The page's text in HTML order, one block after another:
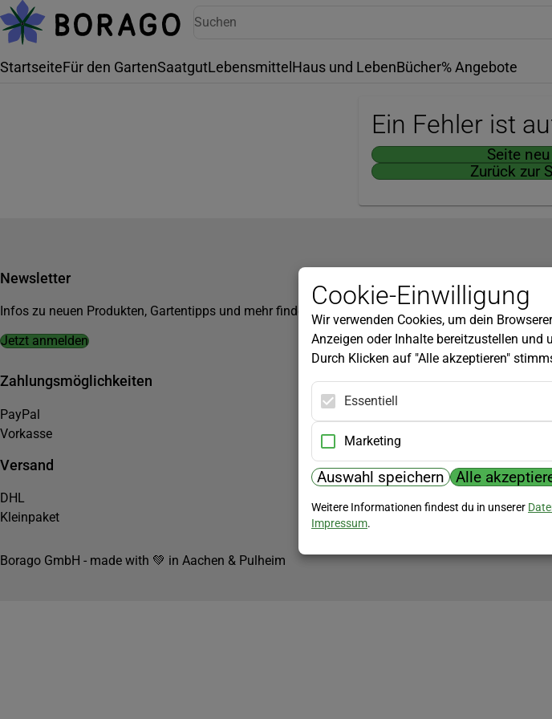
StartseiteFür den GartenSaatgutLebensmittel Haus und LebenBücher% Angebote
Ein Fehler ist
Seite
Zurück zur
Newsletter
Infos zu neuen Produkten, Gartentipps und mehr findest du in unserem Newsletter!
Jetzt anmelden
Zahlungsmöglichkeiten
PayPal
Vorkasse
Versand
DHL
Kleinpaket
Borago GmbH - made with 💚 in Aachen & Pulheim
Cookie-Einwilligung
Wir verwenden Cookies, um dein
Anzeigen oder Inhalte bereitzustellen und
Durch Klicken auf "Alle akzeptieren"
Essentiell
Marketing
Auswahl speichern Alle
Weitere Informationen findest du in unserer
Impressum.